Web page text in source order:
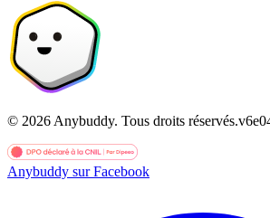
© 2026 Anybuddy. Tous droits réservés.v
Anybuddy sur Facebook